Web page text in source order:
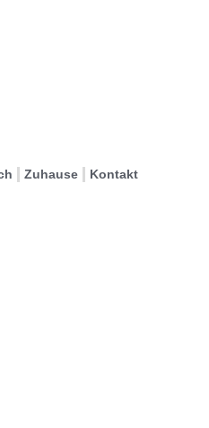
Zuhause Kontakt